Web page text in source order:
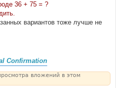
36 + 75 = ?
вариантов тоже лучше не
Confirmation
вложений в этом